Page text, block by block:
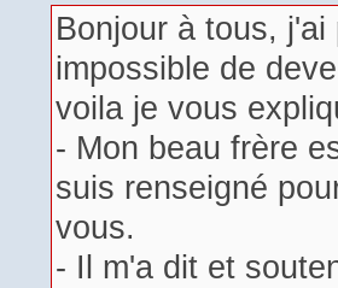
Bonjour à tous,
impossible de
voila je vous
- Mon beau frère
suis renseigné
vous.
- Il m'a dit et